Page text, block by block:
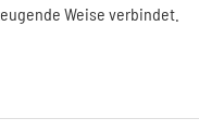
Weise verbindet.